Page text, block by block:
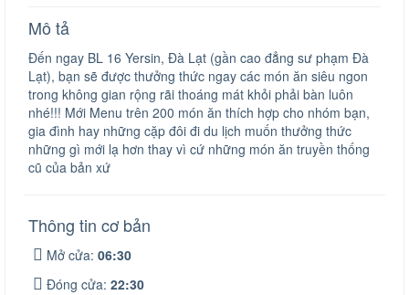
Mô tả
Đến ngay BL 16 Yersin, Đà Lạt (gần cao đẳng sư phạm Đà
Lạt), bạn sẽ được thưởng thức ngay các món ăn siêu ngon
trong không gian rộng rãi thoáng mát khỏi phải bàn luôn
nhé!!! Mới Menu trên 200 món ăn thích hợp cho nhóm bạn,
gia đình hay những cặp đôi đi du lịch muốn thưởng thức
những gì mới lạ hơn thay vì cứ những món ăn truyền thống
cũ của bản xứ
Thông tin cơ bản
Mở cửa: 06:30
Đóng cửa: 22:30